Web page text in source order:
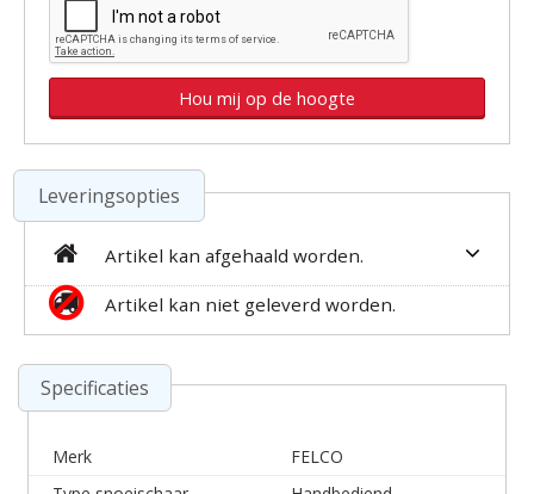
Leveringsopties
Artikel kan afgehaald worden.
Artikel kan niet geleverd worden.
Specificaties
Merk
FELCO